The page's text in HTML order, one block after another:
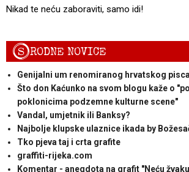
Nikad te neću zaboraviti, samo idi!
SRODNE NOVICE
Genijalni um renomiranog hrvatskog pisca
Što don Kaćunko na svom blogu kaže o
poklonicima podzemne kulturne scene"
Vandal, umjetnik ili Banksy?
Najbolje klupske ulaznice ikada by
Tko pjeva taj i crta grafite
graffiti-rijeka.com
Komentar - anegdota na grafit "Neću